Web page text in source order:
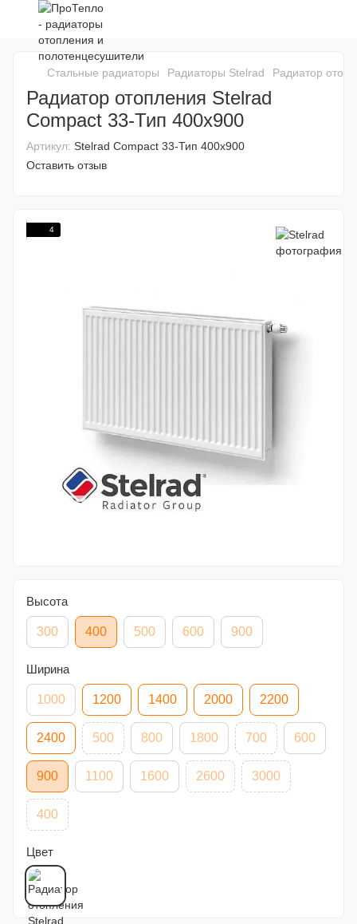
Стальные радиаторы Радиаторы Stelrad Радиатор
Радиатор отопления Stelrad
Compact 33-Тип 400x900
Артикул: Stelrad Compact 33-Тип 400x900
Оставить отзыв
4
Высота
300 400 500 600 900
Ширина
1000 1200 1400 2000 2200
2400 500 800 1800 700 600
900 1100 1600 2600 3000
400
Цвет